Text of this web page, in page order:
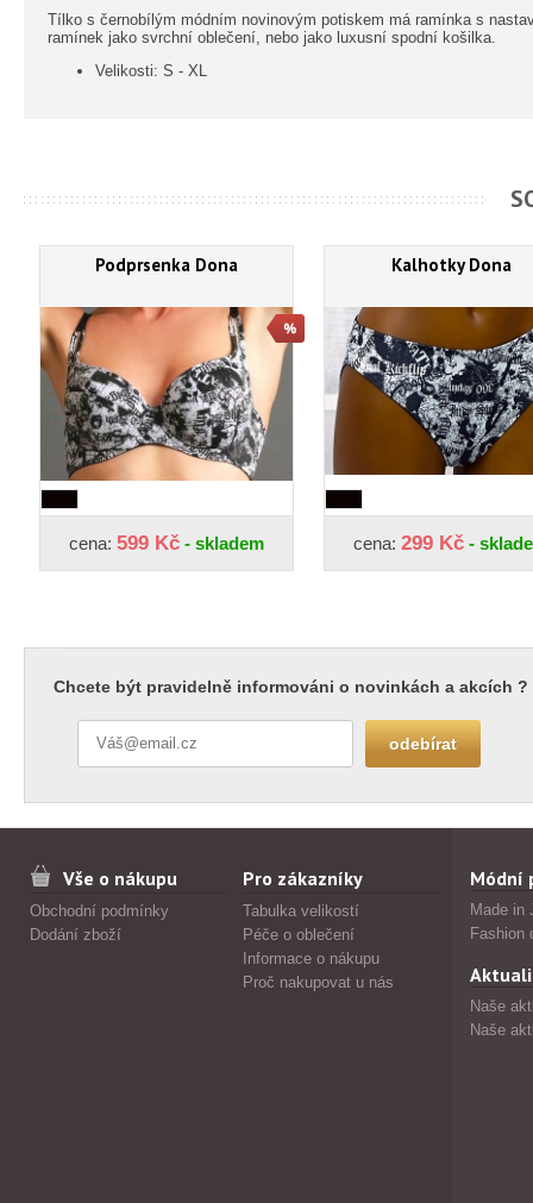
Tílko s černobílým módním novinovým potiskem má ramínka s
ramínek jako svrchní oblečení, nebo jako luxusní spodní košilka.
Velikosti: S - XL
Podprsenka Dona
cena: 599 Kč - skladem
Kalhotky Dona
cena: 299 Kč -
Chcete být pravidelně informováni o novinkách a akcích ?
Vše o nákupu
Obchodní podmínky
Dodání zboží
Pro zákazníky
Tabulka velikostí
Péče o oblečení
Informace o nákupu
Proč nakupovat u nás
Módní
Made in
Fashion
Naše
Naše